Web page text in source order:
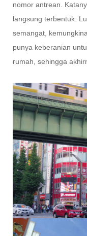
nomor antrean.
langsung terbentuk.
semangat,
punya keberanian
rumah, sehingga